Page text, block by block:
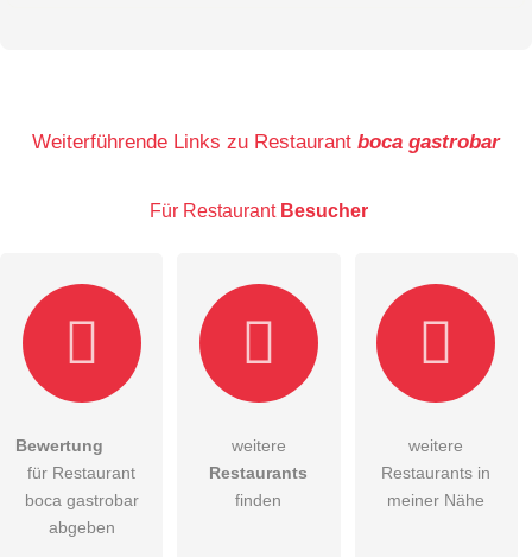
E-Mail-Adresse (wird nicht veröffentlicht)
Hiermit akzeptiere ich dieAGB
DieDatenschutzerklärung habe ich zur Kenntnis genommen.
Weiterführende Links zu Restaurant boca gastrobar
Für Restaurant Besucher
Bewertung
für Restaurant
boca gastrobar
abgeben
weitere
Restaurants
finden
weitere
Restaurants in
meiner Nähe